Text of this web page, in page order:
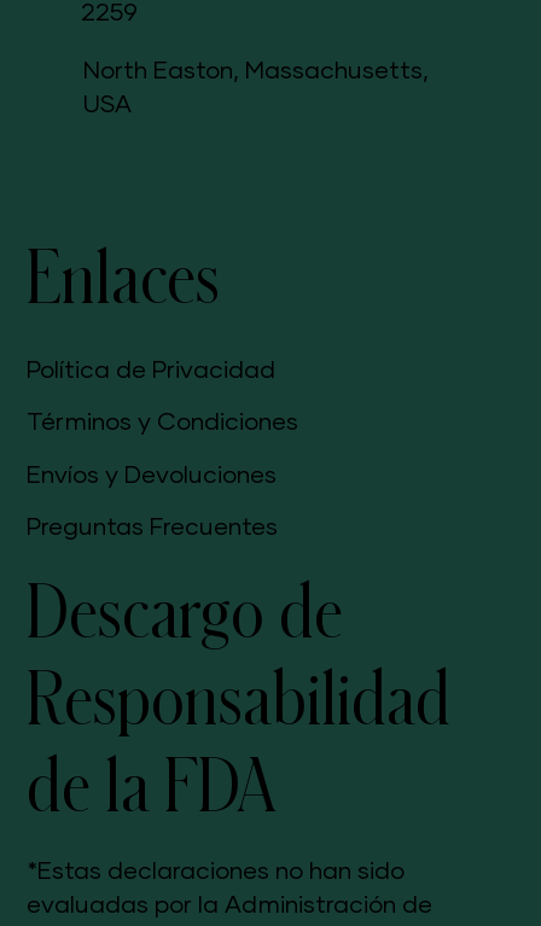
2259
North Easton, Massachusetts,
USA
Descargo de
Responsabilidad
de la FDA
*Estas declaraciones no han sido
evaluadas por la Administración de
Enlaces
Política de Privacidad
Términos y Condiciones
Envíos y Devoluciones
Preguntas Frecuentes